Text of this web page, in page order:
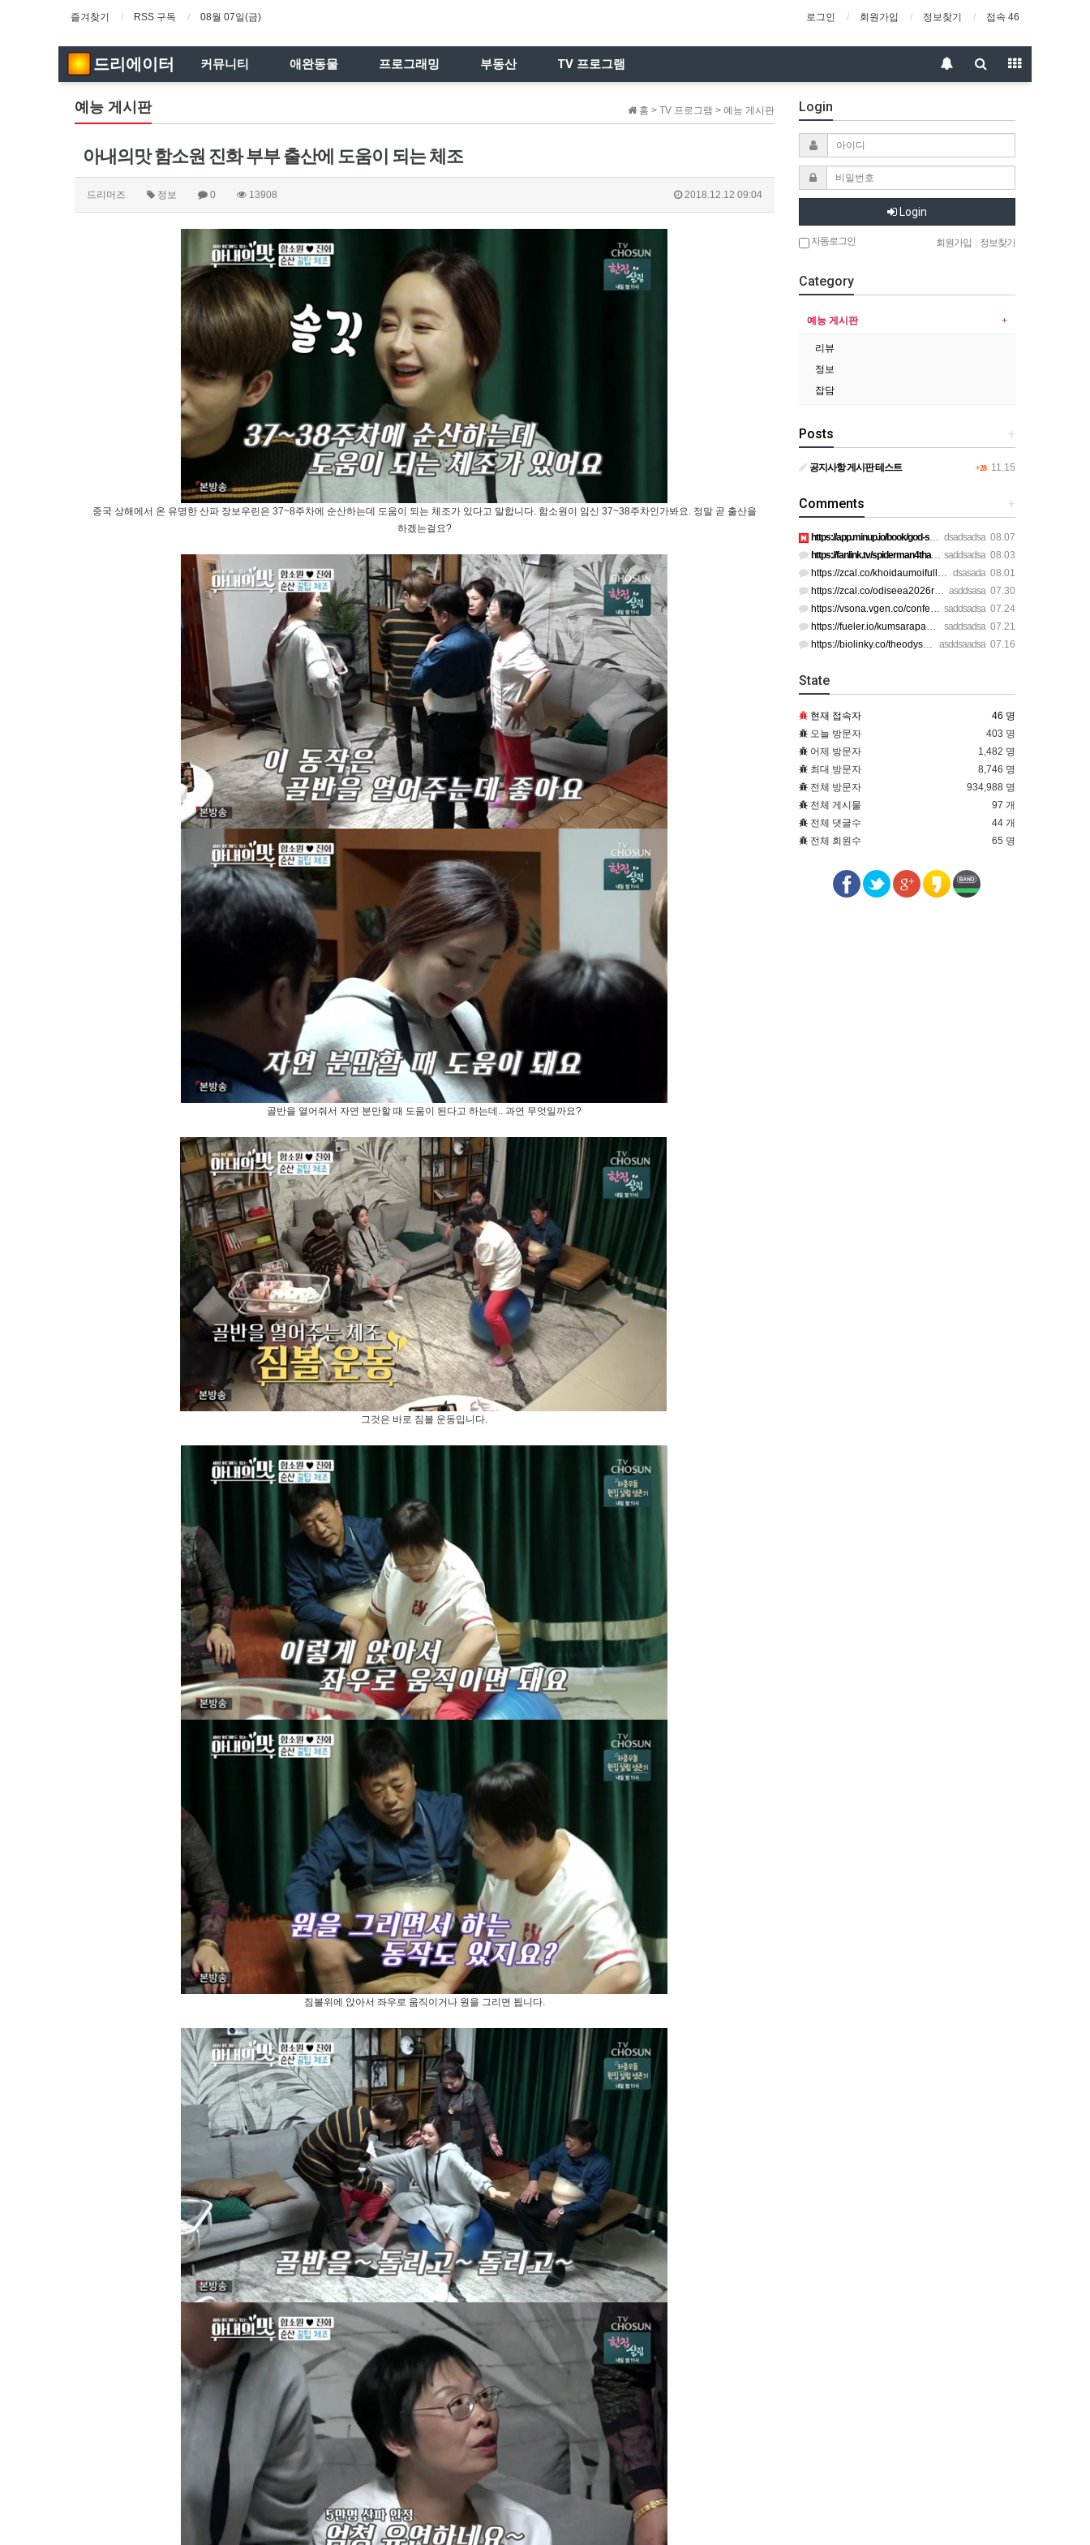
즐겨찾기 RSS 구독 08월 07일(금) 로그인 회원가입 정보찾기 접속 46
드리에이터 커뮤니티 애완동물 프로그래밍 부동산 TV 프로그램
홈 > TV 프로그램 > 예능 게시판
예능 게시판
아내의맛 함소원 진화 부부 출산에 도움이 되는 체조
드리머즈 정보 0 13908 2018.12.12 09:04
중국 상해에서 온 유명한 산파 장보우린은 37~8주차에 순산하는데 도움이 되는 체조가 있다고 말합니다. 함소원이 임신 37~38주차인가봐요. 정말 곧 출산을
하겠는걸요?
골반을 열어줘서 자연 분만할 때 도움이 된다고 하는데.. 과연 무엇일까요?
그것은 바로 짐볼 운동입니다.
짐볼위에 앉아서 좌우로 움직이거나 원을 그리면 됩니다.
Login
Login
자동로그인 회원가입 정보찾기
Category
예능 게시판
리뷰
정보
잡담
+
Posts
+28 11.15
공지사항 게시판 테스트
+
Comments
dsadsadsa 08.07
https://app.minup.io/book/god-skin-fullthaihd https://app.mi…
saddsadsa 08.03
https://fanlink.tv/spiderman4thaifhdq https://fanlink.tv/spi…
dsasada 08.01
https://zcal.co/khoidaumoifullau https://zcal.co/spiderman4p…
asddsasa 07.30
https://zcal.co/odiseea2026romana https://zcal.co/odiseeavez…
saddsadsa 07.24
https://vsona.vgen.co/confessionsofashamanfhdthai https://de…
saddsadsa 07.21
https://fueler.io/kumsarapapkhongfhdq https://fueler.io/kums…
asddsaadsa 07.16
https://biolinky.co/theodysseyfhdthai https://biolinky.co/th…
State
현재 접속자
46 명
오늘 방문자
403 명
어제 방문자
1,482 명
최대 방문자
8,746 명
전체 방문자
934,988 명
전체 게시물
97 개
전체 댓글수
44 개
전체 회원수
65 명